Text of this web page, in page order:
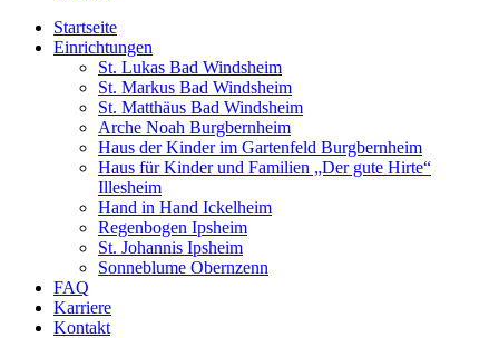
Startseite
Einrichtungen
St. Lukas Bad Windsheim
St. Markus Bad Windsheim
St. Matthäus Bad Windsheim
Arche Noah Burgbernheim
Haus der Kinder im Gartenfeld Burgbernheim
Haus für Kinder und Familien „Der gute Hirte“
Illesheim
Hand in Hand Ickelheim
Regenbogen Ipsheim
St. Johannis Ipsheim
Sonneblume Obernzenn
FAQ
Karriere
Kontakt